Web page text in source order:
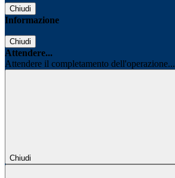
Chiudi
Informazione
Chiudi
Attendere...
Attendere il completamento dell'operazione...
Chiudi